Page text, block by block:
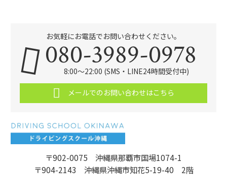
〒902-0075 沖縄県那覇市国場1074-1
〒904-2143 沖縄県沖縄市知花5-19-40 2階
お気軽にお電話でお問い合わせください。
080-3989-0978
8:00～22:00 (SMS・LINE24時間受付中)
メールでのお問い合わせはこちら